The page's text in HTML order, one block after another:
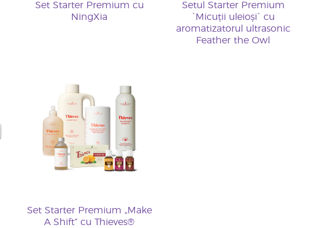
Set Starter Premium cu
NingXia
Setul Starter Premium
`Micuții uleioși` cu
aromatizatorul ultrasonic
Feather the Owl
Set Starter Premium „Make
A Shift” cu Thieves®